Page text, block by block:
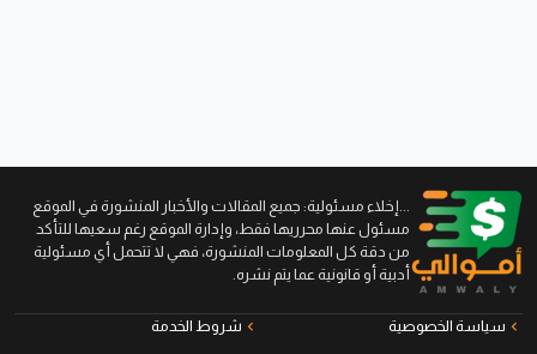
...إخلاء مسئولية: جميع المقالات والأخبار المنشورة في الموقع
مسئول عنها محرريها فقط، وإدارة الموقع رغم سعيها للتأكد
من دقة كل المعلومات المنشورة، فهي لا تتحمل أي مسئولية
أدبية أو قانونية عما يتم نشره.
سياسة الخصوصية شروط الخدمة